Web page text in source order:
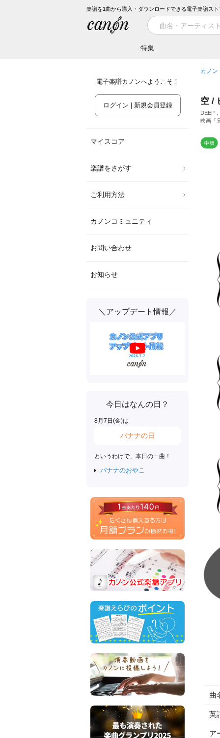
楽譜を1曲から購入・ダウンロードできる電子楽譜スト
特集
電子楽譜カノンへようこそ！
ログイン | 新規会員登録
マイスコア
楽譜をさがす
ご利用方法
カノンコミュニティ
お問い合わせ
お知らせ
＼アップデート情報／
今日はなんの日？
8月 7 日(金)は
バナナの日
というわけで、本日の一曲！
バナナのおやこ
カノン
空 /
DEEP
映画「
曲
英
ア